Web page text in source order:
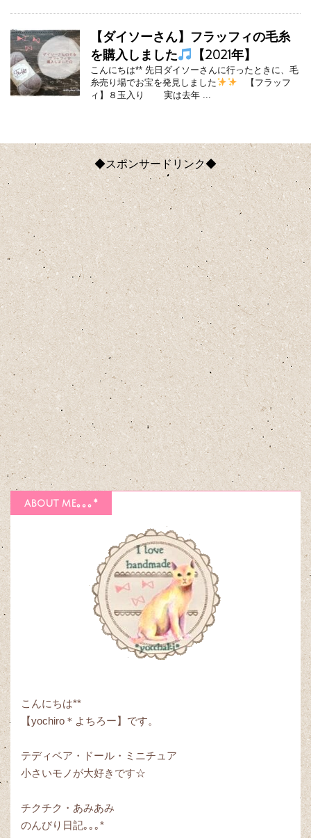
【ダイソーさん】フラッフィの毛糸
を購入しました
【2021年】
こんにちは** 先日ダイソーさんに行ったときに、毛
糸売り場でお宝を発見しました
【フラッフ
ィ】８玉入り 実は去年 ...
◆スポンサードリンク◆
about me｡｡｡*
こんにちは**
【yochiro＊よちろー】です。
テディベア・ドール・ミニチュア
小さいモノが大好きです☆
チクチク・あみあみ
のんびり日記｡｡｡*